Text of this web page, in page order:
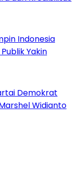
Indonesia
Yakin
Demokrat
Widianto